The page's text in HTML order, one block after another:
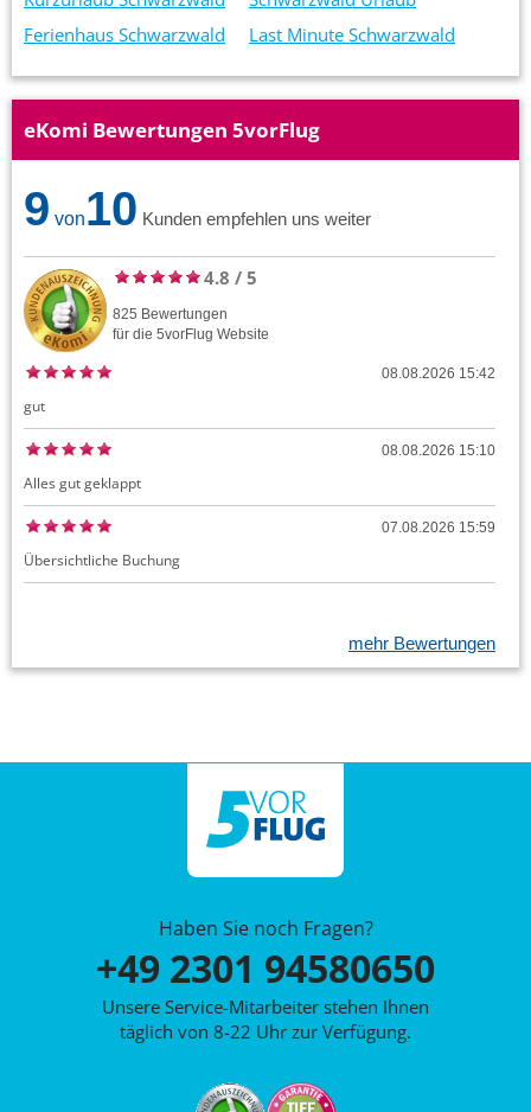
Ferienhaus Schwarzwald
Last Minute Schwarzwald
eKomi Bewertungen 5vorFlug
9 von10 Kunden empfehlen uns weiter
4.8 / 5
825 Bewertungen
für die 5vorFlug Website
08.08.2026 15:42
gut
08.08.2026 15:10
Alles gut geklappt
07.08.2026 15:59
Übersichtliche Buchung
mehr Bewertungen
Haben Sie noch Fragen?
+49 2301 94580650
Unsere Service-Mitarbeiter stehen Ihnen
täglich von 8-22 Uhr zur Verfügung.